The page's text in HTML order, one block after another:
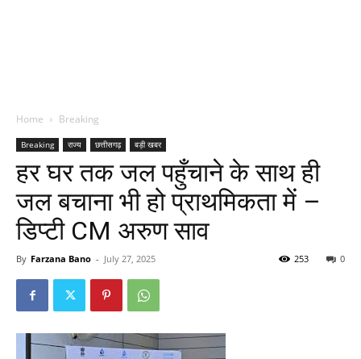
Home Breaking
Breaking राज्य छत्तीसगढ़ बड़ी खबर
हर घर तक जल पहुँचाने के साथ ही
जल बचाना भी हो प्राथमिकता में –
डिप्टी CM अरुण साव
By Farzana Bano - July 27, 2025 0
253